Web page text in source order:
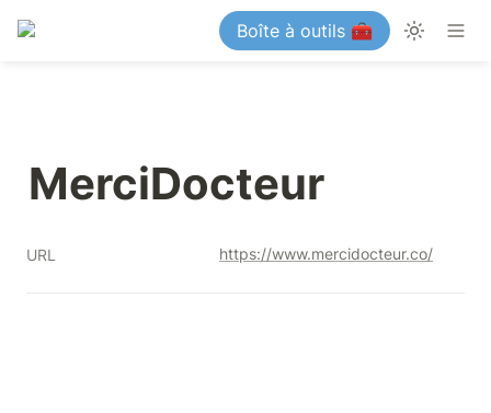
Boîte à outils 🧰
MerciDocteur
URL https://www.mercidocteur.co/